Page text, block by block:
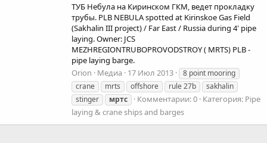
ТУБ Небула на Киринском ГКМ, ведет прокладку
трубы. PLB NEBULA spotted at Kirinskoe Gas Field
(Sakhalin III project) / Far East / Russia during 4' pipe
laying. Owner: JCS
MEZHREGIONTRUBOPROVODSTROY ( MRTS) PLB -
pipe laying barge.
Orion
Медиа 17 Июл 2013
8 point mooring
crane
mrts offshore rule 27b
sakhalin
stinger
мртс Комментарии: 0 Категория: Pipe
laying & crane ships and barges